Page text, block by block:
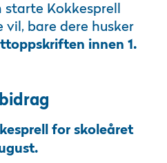
starte Kokkesprell
vil, bare dere husker
innen 1.
for skoleåret